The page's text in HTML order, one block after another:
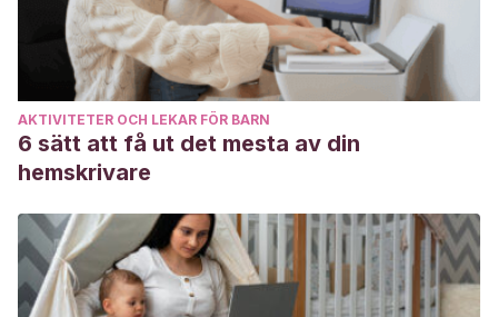
AKTIVITETER OCH LEKAR FÖR BARN
6 sätt att få ut det mesta av din
hemskrivare